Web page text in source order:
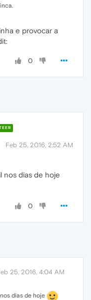
e provocar a
0
Feb 25, 2016, 2:52 AM
nos dias de hoje
0
25, 2016, 4:04 AM
dias de hoje